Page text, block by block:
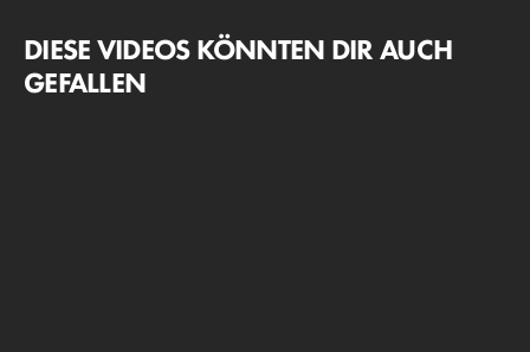
DIESE VIDEOS KÖNNTEN DIR AUCH
GEFALLEN